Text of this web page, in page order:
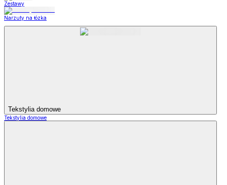
Zestawy
Narzuty na łózka
Tekstylia domowe
Tekstylia domowe